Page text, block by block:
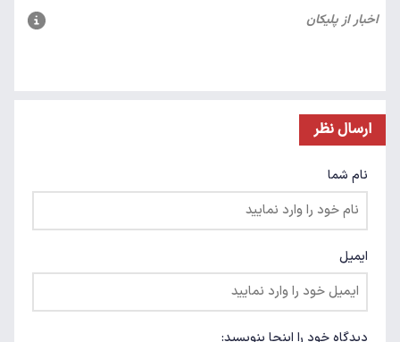
ارسال نظر
نام شما
ایمیل
دیدگاه خود را اینجا بنویسید: